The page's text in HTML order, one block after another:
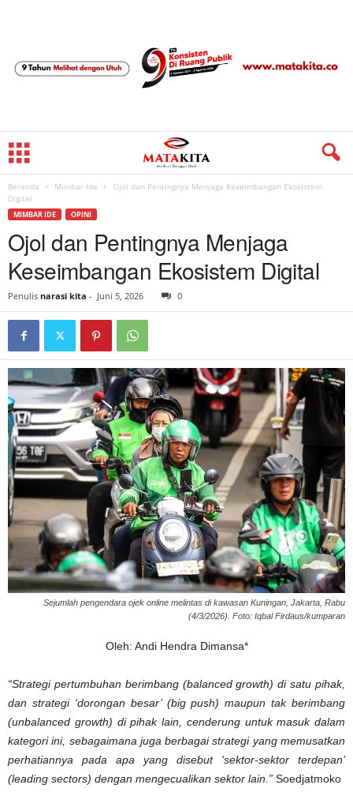
Beranda Mimbar Ide
Ojol dan Pentingnya Menjaga Keseimbangan Ekosistem
Digital
MIMBAR IDE OPINI
Ojol dan Pentingnya Menjaga
Keseimbangan Ekosistem Digital
Penulis narasi kita - Juni 5, 2026 0
Sejumlah pengendara ojek online melintas di kawasan Kuningan, Jakarta, Rabu
(4/3/2026). Foto: Iqbal Firdaus/kumparan
Oleh: Andi Hendra Dimansa*
“Strategi pertumbuhan berimbang (balanced growth) di satu pihak,
dan strategi ‘dorongan besar’ (big push) maupun tak berimbang
(unbalanced growth) di pihak lain, cenderung untuk masuk dalam
kategori ini, sebagaimana juga berbagai strategi yang memusatkan
perhatiannya pada apa yang disebut ‘sektor-sektor terdepan’
(leading sectors) dengan mengecualikan sektor lain.” Soedjatmoko